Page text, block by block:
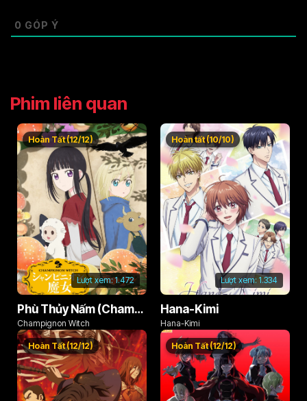
0 GÓP Ý
Phim liên quan
Lượt xem:1.472
Hoàn Tất (12/12)
Phù Thủy Nấm (Champignon no Majo)
Champignon Witch
Lượt xem: 1.334
Hoàn tất (10/10)
Hana-Kimi
Hana-Kimi
Hoàn Tất (12/12) Hoàn Tất (12/12)